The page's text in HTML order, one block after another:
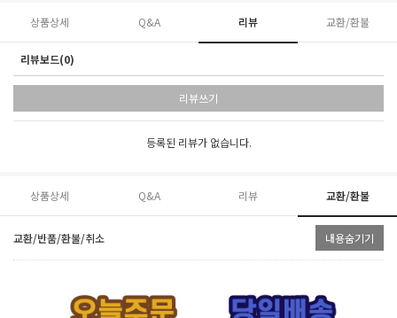
상품상세 Q&A 리뷰 교환/환불
리뷰보드(0)
리뷰쓰기
등록된 리뷰가 없습니다.
상품상세 Q&A 리뷰 교환/환불
교환/반품/환불/취소 내용숨기기